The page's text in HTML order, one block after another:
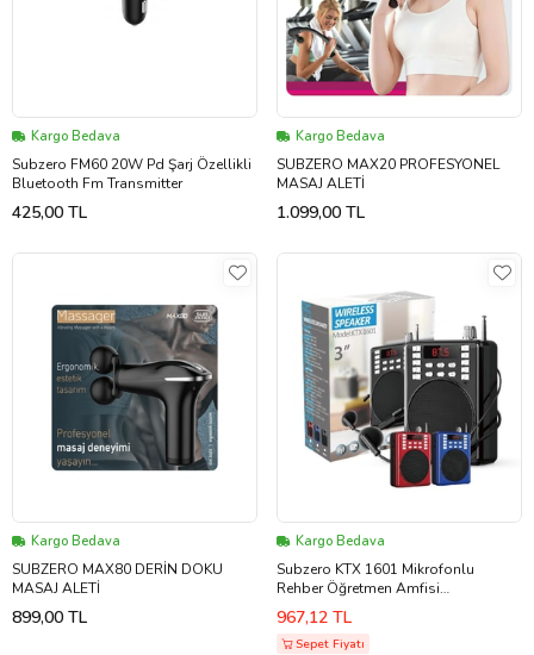
Kargo Bedava
Subzero FM60 20W Pd Şarj Özellikli
Bluetooth Fm Transmitter
425,00 TL
Kargo Bedava
SUBZERO MAX20 PROFESYONEL
MASAJ ALETİ
1.099,00 TL
Kargo Bedava
SUBZERO MAX80 DERİN DOKU
MASAJ ALETİ
899,00 TL
Kargo Bedava
Subzero KTX 1601 Mikrofonlu
Rehber Öğretmen Amfisi
USB/TF/AUX FM Destekli Hoparlör
(Kırmızı)
967,12 TL
Sepet Fiyatı